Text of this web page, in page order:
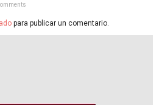
para publicar un comentario.